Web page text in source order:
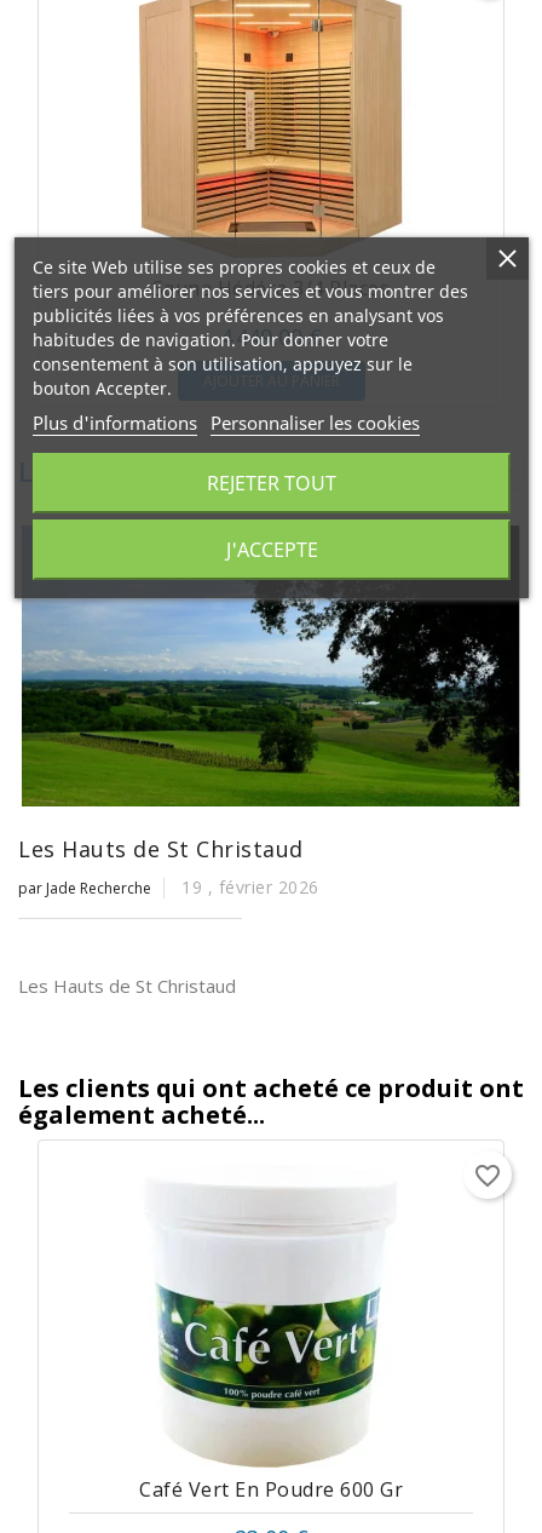
Sauna Hédéra 3/4 Places
4 449,00 €
AJOUTER AU PANIER
Les actualités de Jade Recherche
Les Hauts de St Christaud
par Jade Recherche 19 , février 2026
Les Hauts de St Christaud
Les clients qui ont acheté ce produit ont
également acheté...
Café Vert En Poudre 600 Gr
favorite_border
Ce site Web utilise ses propres cookies et ceux de
tiers pour améliorer nos services et vous montrer des
publicités liées à vos préférences en analysant vos
habitudes de navigation. Pour donner votre
consentement à son utilisation, appuyez sur le
bouton Accepter.
Plus d'informations Personnaliser les cookies
REJETER TOUT
J'ACCEPTE